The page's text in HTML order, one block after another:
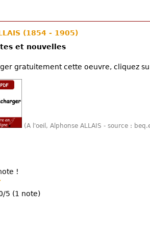
(1854 - 1905)
et nouvelles
gratuitement cette oeuvre, cliquez
(A l'oeil, Alphonse ALLAIS - source :
!
5 (1 note)